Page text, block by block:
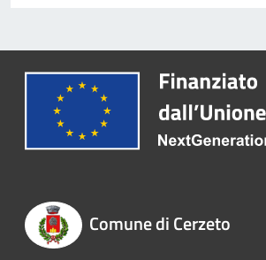
Comune di Cerzeto